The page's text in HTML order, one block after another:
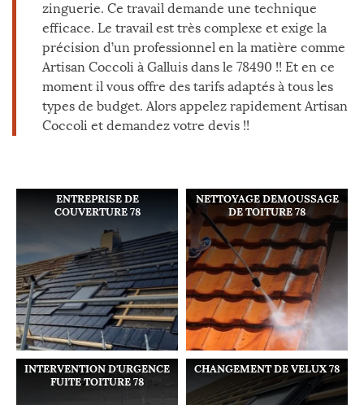
zinguerie. Ce travail demande une technique
efficace. Le travail est très complexe et exige la
précision d’un professionnel en la matière comme
Artisan Coccoli à Galluis dans le 78490 !! Et en ce
moment il vous offre des tarifs adaptés à tous les
types de budget. Alors appelez rapidement Artisan
Coccoli et demandez votre devis !!
ENTREPRISE DE
COUVERTURE 78
NETTOYAGE DEMOUSSAGE
DE TOITURE 78
INTERVENTION D'URGENCE
FUITE TOITURE 78
CHANGEMENT DE VELUX 78